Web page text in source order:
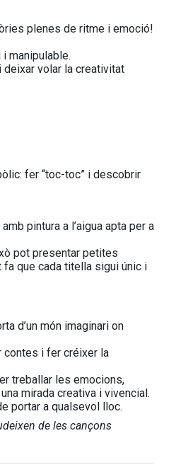
plenes de ritme i emoció!
manipulable.
deixar volar la creativitat
fer “toc-toc” i descobrir
pintura a l’aigua apta per a
pot presentar petites
que cada titella sigui únic i
d’un món imaginari on
contes i fer créixer la
treballar les emocions,
mirada creativa i vivencial.
portar a qualsevol lloc.
de les cançons